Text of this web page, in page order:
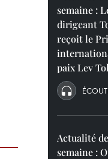
semaine :
dirigeant
reçoit le
paix Lev
Actualité
semaine :